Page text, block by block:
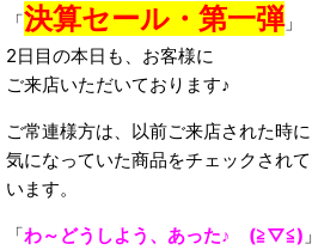
「決算セール・第一弾」
2日目の本日も、お客様に
ご来店いただいております♪
ご常連様方は、以前ご来店された時に
気になっていた商品をチェックされて
います。
「わ～どうしよう、あった♪ (≧▽≦) 」